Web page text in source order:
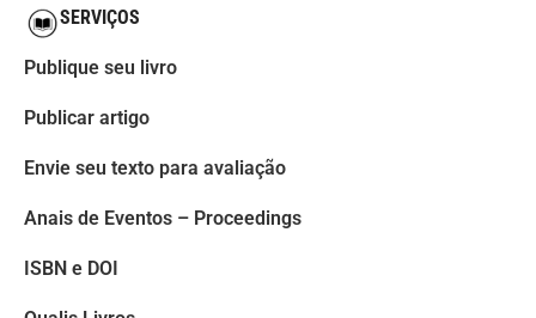
SERVIÇOS
Publique seu livro
Publicar artigo
Envie seu texto para avaliação
Anais de Eventos – Proceedings
ISBN e DOI